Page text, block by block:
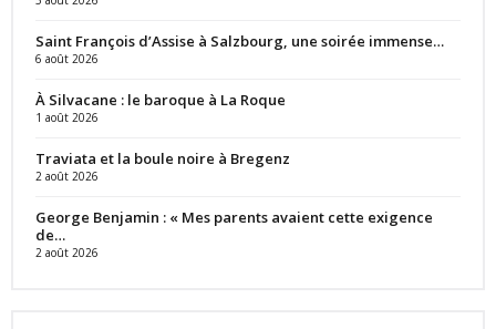
Saint François d’Assise à Salzbourg, une soirée immense…
6 août 2026
À Silvacane : le baroque à La Roque
1 août 2026
Traviata et la boule noire à Bregenz
2 août 2026
George Benjamin : « Mes parents avaient cette exigence
de…
2 août 2026